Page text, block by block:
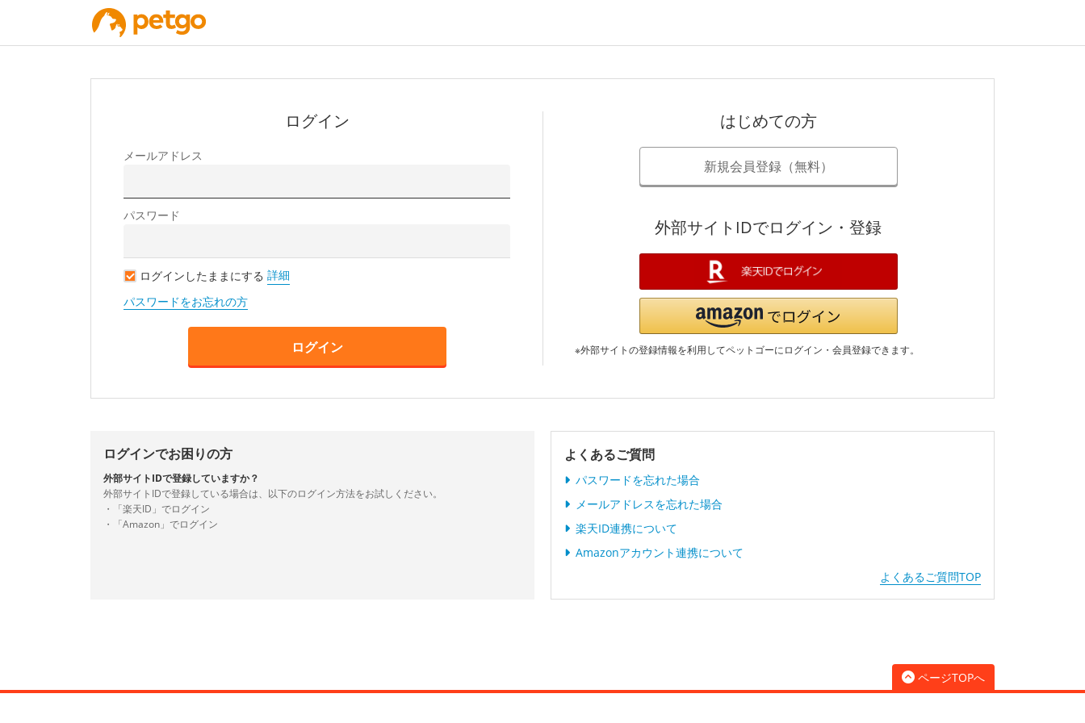
ログイン
メールアドレス
パスワード
ログインしたままにする 詳細
パスワードをお忘れの方
ログイン
はじめての方
新規会員登録（無料）
外部サイトIDでログイン・登録
※外部サイトの登録情報を利用してペットゴーにログイン・会員登録できます。
ログインでお困りの方
外部サイトIDで登録していますか？
外部サイトIDで登録している場合は、以下のログイン方法をお試しください。
・「楽天ID」でログイン
・「Amazon」でログイン
よくあるご質問
パスワードを忘れた場合
メールアドレスを忘れた場合
楽天ID連携について
Amazonアカウント連携について
よくあるご質問TOP
ページTOPへ